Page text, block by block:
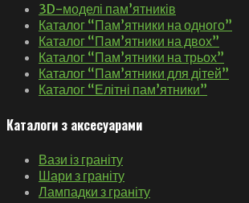
3D-моделі пам’ятників
Каталог “Пам’ятники на одного”
Каталог “Пам’ятники на двох”
Каталог “Пам’ятники на трьох”
Каталог “Пам’ятники для дітей”
Каталог “Елітні пам’ятники”
Каталоги з аксесуарами
Вази із граніту
Шари з граніту
Лампадки з граніту